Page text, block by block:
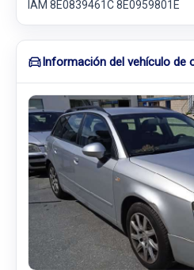
IAM 8E0839461C 8E0959801E
Información del vehículo de